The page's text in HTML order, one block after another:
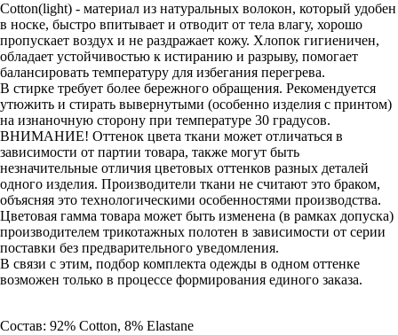
Cotton(light) - материал из натуральных волокон, который удобен
в носке, быстро впитывает и отводит от тела влагу, хорошо
пропускает воздух и не раздражает кожу. Хлопок гигиеничен,
обладает устойчивостью к истиранию и разрыву, помогает
балансировать температуру для избегания перегрева.
В стирке требует более бережного обращения. Рекомендуется
утюжить и стирать вывернутыми (особенно изделия с принтом)
на изнаночную сторону при температуре 30 градусов.
ВНИМАНИЕ! Оттенок цвета ткани может отличаться в
зависимости от партии товара, также могут быть
незначительные отличия цветовых оттенков разных деталей
одного изделия. Производители ткани не считают это браком,
объясняя это технологическими особенностями производства.
Цветовая гамма товара может быть изменена (в рамках допуска)
производителем трикотажных полотен в зависимости от серии
поставки без предварительного уведомления.
В связи с этим, подбор комплекта одежды в одном оттенке
возможен только в процессе формирования единого заказа.
Состав: 92% Cotton, 8% Elastane